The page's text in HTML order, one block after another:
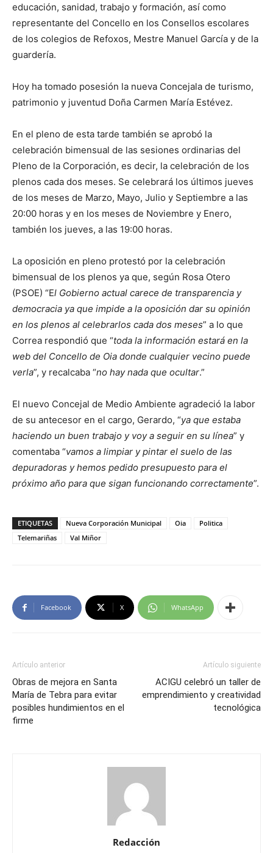
educación, sanidad, trabajo y formación, así como
representante del Concello en los Consellos escolares
de los colegios de Refoxos, Mestre Manuel García y de la
guardería.
Hoy ha tomado posesión la nueva Concejala de turismo,
patrimonio y juventud Doña Carmen María Estévez.
En el pleno de esta tarde también se aprobó la
celebración bimensual de las sesiones ordinarias del
Pleno de la Corporación, es decir, la celebración de los
plenos cada dos meses. Se celebrará los últimos jueves
de los meses de Marzo, Mayo, Julio y Septiembre a las
20:00 horas y en los meses de Noviembre y Enero,
también los jueves, a las 19:00 horas.
La oposición en pleno protestó por la celebración
bimensual de los plenos ya que, según Rosa Otero
(PSOE) “El Gobierno actual carece de transparencia y
democracia ya que impide a la oposición dar su opinión
en los plenos al celebrarlos cada dos meses” a lo que
Correa respondió que “toda la información estará en la
web del Concello de Oia donde cualquier vecino puede
verla”, y recalcaba “no hay nada que ocultar.”
El nuevo Concejal de Medio Ambiente agradeció la labor
de su antecesor en el cargo, Gerardo, “ya que estaba
haciendo un buen trabajo y voy a seguir en su línea” y
comentaba “vamos a limpiar y pintar el suelo de las
depuradoras y hemos pedido presupuesto para el
próximo año para que sigan funcionando correctamente”.
ETIQUETAS Nueva Corporación Municipal Oia
Politica
Telemariñas
Val Miñor
Facebook X WhatsApp
Artículo anterior
Obras de mejora en Santa
María de Tebra para evitar
posibles hundimientos en el
firme
Artículo siguiente
ACIGU celebró un taller de
emprendimiento y creatividad
tecnológica
Redacción